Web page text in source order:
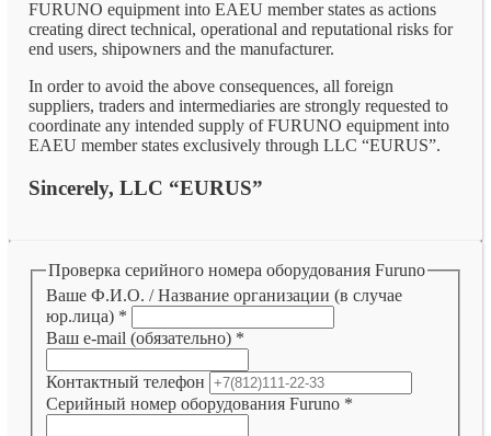
FURUNO equipment into EAEU member states as actions
creating direct technical, operational and reputational risks for
end users, shipowners and the manufacturer.
In order to avoid the above consequences, all foreign
suppliers, traders and intermediaries are strongly requested to
coordinate any intended supply of FURUNO equipment into
EAEU member states exclusively through LLC “EURUS”.
Sincerely, LLC “EURUS”
Проверка серийного номера оборудования Furuno
Ваше Ф.И.О. / Название организации (в случае
юр.лица) *
Ваш e-mail (обязательно) *
Контактный телефон
Серийный номер оборудования Furuno *